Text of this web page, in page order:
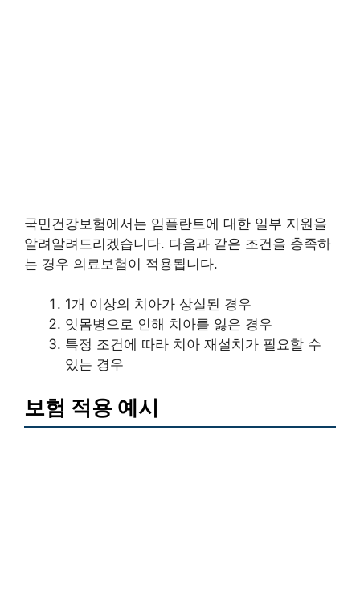
국민건강보험에서는 임플란트에 대한 일부 지원을
알려알려드리겠습니다. 다음과 같은 조건을 충족하
는 경우 의료보험이 적용됩니다.
1개 이상의 치아가 상실된 경우
잇몸병으로 인해 치아를 잃은 경우
특정 조건에 따라 치아 재설치가 필요할 수
있는 경우
보험 적용 예시